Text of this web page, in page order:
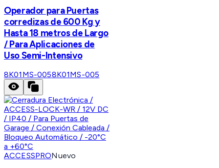
Operador para Puertas
corredizas de 600 Kg y
Hasta 18 metros de Largo
/ Para Aplicaciones de
Uso Semi-Intensivo
8K01MS-0058K01MS-005
ACCESSPRONuevo